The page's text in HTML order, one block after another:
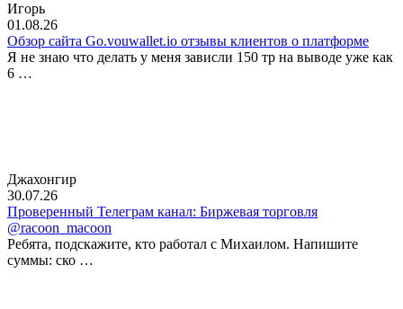
Игорь
01.08.26
Обзор сайта Go.vouwallet.io отзывы клиентов о платформе
Я не знаю что делать у меня зависли 150 тр на выводе уже как
6 …
Джахонгир
30.07.26
Проверенный Телеграм канал: Биржевая торговля
@racoon_macoon
Ребята, подскажите, кто работал с Михаилом. Напишите
суммы: ско …